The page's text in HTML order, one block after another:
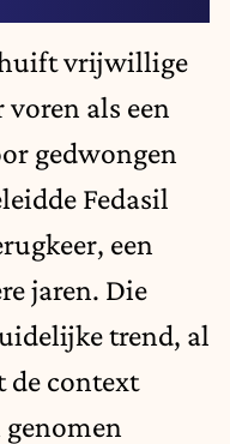
vrijwillige
als een
gedwongen
Fedasil
een
jaren. Die
trend, al
de context